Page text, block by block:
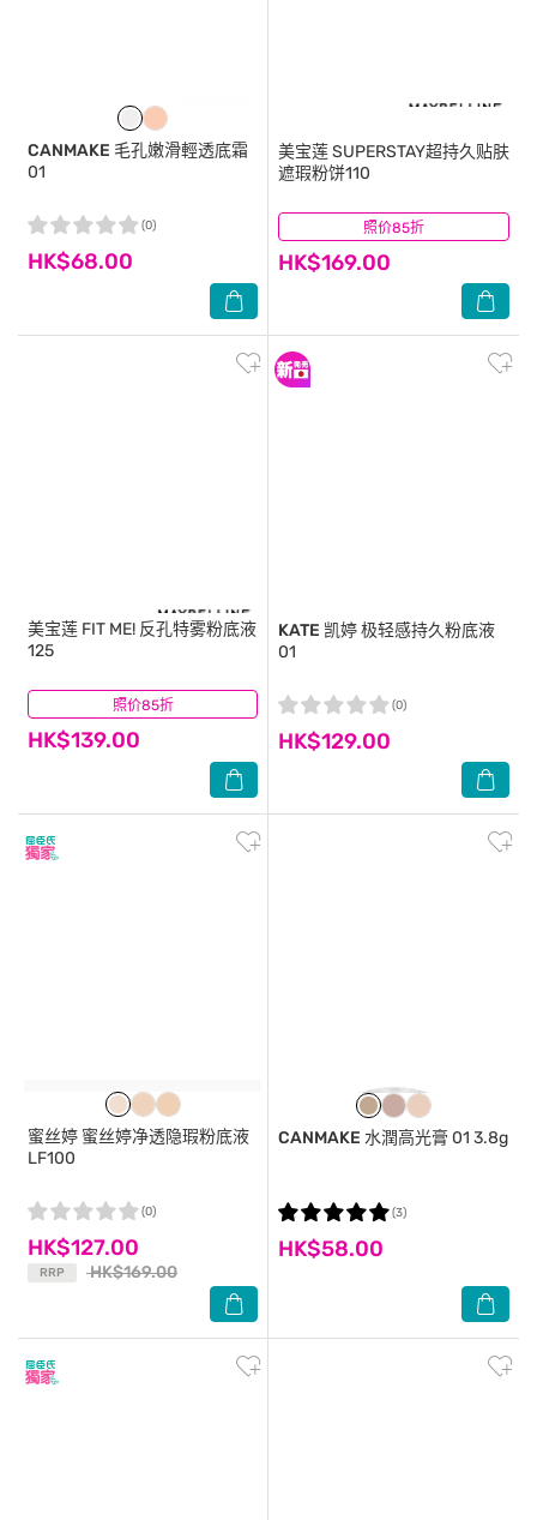
CANMAKE 毛孔嫩滑輕透底霜
01
HK$68.00
(0) 照价85折
美宝莲SUPERSTAY超持久贴肤
遮瑕粉饼110
HK$169.00
(1)
照价85折
美宝莲 FIT ME! 反孔特雾粉底液
125
HK$139.00
(0)
KATE 凯婷 极轻感持久粉底液
01
HK$129.00
(0)
蜜丝婷 蜜丝婷净透隐瑕粉底液
LF100
HK$127.00
RRP HK$169.00
(0)
CANMAKE 水潤高光膏 01 3.8g
HK$58.00
(3)